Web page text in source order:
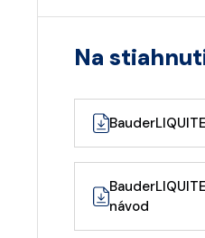
Na
návod